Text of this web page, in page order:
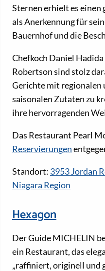
Sternen erhielt es
als Anerkennung für
Bauernhof und die
Chefkoch Daniel
Robertson sind stolz
Gerichte mit regionalen
saisonalen Zutaten zu
ihre hervorragenden
Das Restaurant Pearl
Reservierungen
Standort: 3953 Jordan
Niagara Region
Hexagon
Der Guide MICHELIN
ein Restaurant, das
„raffiniert, originell und